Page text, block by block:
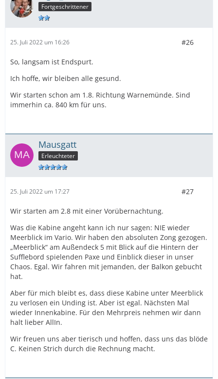
Fortgeschrittener
25. Juli 2022 um 16:26 #26
So, langsam ist Endspurt.
Ich hoffe, wir bleiben alle gesund.
Wir starten schon am 1.8. Richtung Warnemünde. Sind
immerhin ca. 840 km für uns.
Mausgatt
Erleuchteter
25. Juli 2022 um 17:27 #27
Wir starten am 2.8 mit einer Vorübernachtung.
Was die Kabine angeht kann ich nur sagen: NIE wieder
Meerblick im Vario. Wir haben den absoluten Zong gezogen.
„Meerblick“ am Außendeck 5 mit Blick auf die Hintern der
Sufflebord spielenden Paxe und Einblick dieser in unser
Chaos. Egal. Wir fahren mit jemanden, der Balkon gebucht
hat.
Aber für mich bleibt es, dass diese Kabine unter Meerblick
zu verlosen ein Unding ist. Aber ist egal. Nächsten Mal
wieder Innenkabine. Für den Mehrpreis nehmen wir dann
halt lieber AllIn.
Wir freuen uns aber tierisch und hoffen, dass uns das blöde
C. Keinen Strich durch die Rechnung macht.